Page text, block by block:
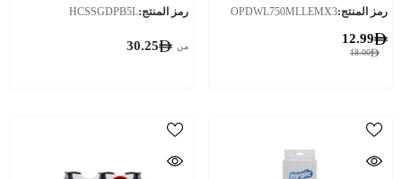
رمز المنتج:OPDWL750MLLEMX3
18.00
12.99
رمز المنتج:HCSSGDPB5L
من 30.25